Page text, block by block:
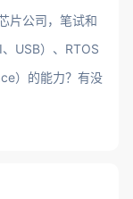
片公司，笔试和
USB）、RTOS
）的能力？有没